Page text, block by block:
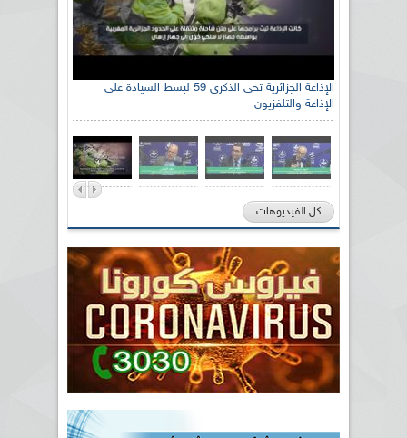
الإذاعة الجزائرية تحي الذكرى 59 لبسط السيادة على
الإذاعة والتلفزيون
كل الفيديوهات